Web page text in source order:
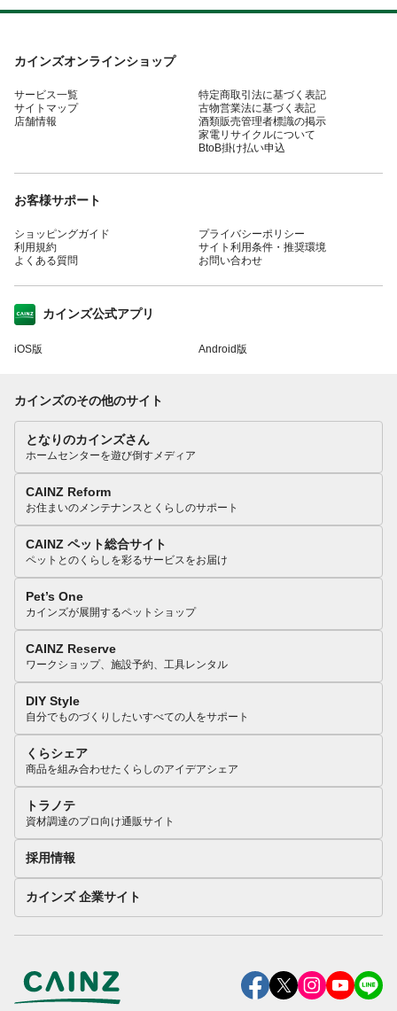
カインズオンラインショップ
サービス一覧
サイトマップ
店舗情報
特定商取引法に基づく表記
古物営業法に基づく表記
酒類販売管理者標識の掲示
家電リサイクルについて
BtoB掛け払い申込
お客様サポート
ショッピングガイド
利用規約
よくある質問
プライバシーポリシー
サイト利用条件・推奨環境
お問い合わせ
カインズ公式アプリ
iOS版 Android版
カインズのその他のサイト
となりのカインズさん
ホームセンターを遊び倒すメディア
CAINZ Reform
お住まいのメンテナンスとくらしのサポート
CAINZ ペット総合サイト
ペットとのくらしを彩るサービスをお届け
Pet’s One
カインズが展開するペットショップ
CAINZ Reserve
ワークショップ、施設予約、工具レンタル
DIY Style
自分でものづくりしたいすべての人をサポート
くらシェア
商品を組み合わせたくらしのアイデアシェア
トラノテ
資材調達のプロ向け通販サイト
採用情報
カインズ 企業サイト